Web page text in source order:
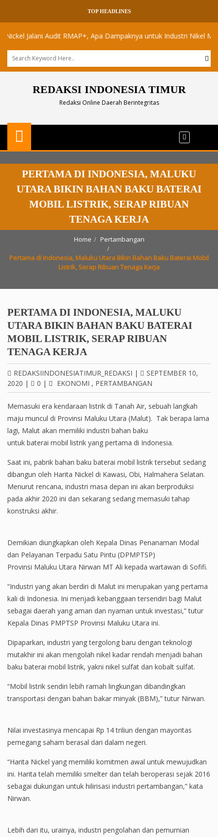
TOP HEADLINES
Audit RMAP+, Apa Dampaknya untuk Industri Nikel Maluku
REDAKSI INDONESIA TIMUR
Redaksi Online Daerah Berintegritas
PERTAMA DI INDONESIA, MALUKU
UTARA BIKIN BAHAN BAKU BATERAI
MOBIL LISTRIK, SERAP RIBUAN
TENAGA KERJA
Home Pertambangan
Pertama di Indonesia, Maluku Utara Bikin Bahan Baku Baterai Mobil
Listrik, Serap Ribuan Tenaga Kerja
PERTAMA DI INDONESIA, MALUKU
UTARA BIKIN BAHAN BAKU BATERAI
MOBIL LISTRIK, SERAP RIBUAN
TENAGA KERJA
REDAKSIINDONESIATIMUR_REDAKSI |
SEPTEMBER 10,
2020 | 0 | EKONOMI , PERTAMBANGAN
Memasuki era kendaraan listrik di Tanah Air, sebuah langkah
maju muncul di Provinsi Maluku Utara (Malut). Tak berapa lama
lagi, Malut akan memiliki industri bahan baku
untuk baterai mobil listrik yang pertama di Indonesia.
Saat ini, pabrik bahan baku baterai mobil listrik tersebut sedang
dibangun oleh Harita Nickel di Kawasi, Obi, Halmahera Selatan.
Menurut rencana, industri masa depan ini akan berproduksi
pada akhir 2020 ini dan sekarang sedang memasuki tahap
konstruksi akhir.
Demikian diungkapkan oleh Kepala Dinas Penanaman Modal
dan Pelayanan Terpadu Satu Pintu (DPMPTSP)
Provinsi Maluku Utara Nirwan MT Ali kepada wartawan di Sofifi.
“Industri yang akan berdiri di Malut ini merupakan yang pertama
kali di Indonesia. Ini menjadi kebanggaan tersendiri bagi Malut
sebagai daerah yang aman dan nyaman untuk investasi,” tutur
Kepala Dinas PMPTSP Provinsi Maluku Utara ini.
Dipaparkan, industri yang tergolong baru dengan teknologi
mutakhir ini akan mengolah nikel kadar rendah menjadi bahan
baku baterai mobil listrik, yakni nikel sulfat dan kobalt sulfat.
“Mobil listrik sendiri lebih ramah lingkungan dibandingkan
transportasi dengan bahan bakar minyak (BBM),” tutur Nirwan.
Nilai investasinya mencapai Rp 14 triliun dengan mayoritas
pemegang saham berasal dari dalam negeri.
“Harita Nickel yang memiliki komitmen awal untuk mewujudkan
ini. Harita telah memiliki smelter dan telah beroperasi sejak 2016
sebagai dukungan untuk hilirisasi industri pertambangan,” kata
Nirwan.
Lebih dari itu, urainya, industri pengolahan dan pemurnian